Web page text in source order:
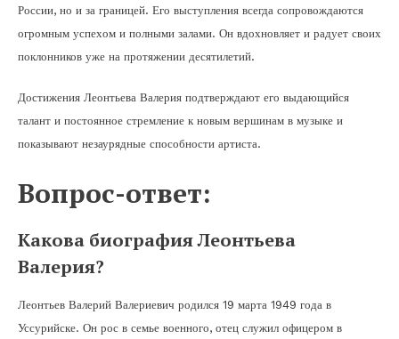
России, но и за границей. Его выступления всегда сопровождаются
огромным успехом и полными залами. Он вдохновляет и радует своих
поклонников уже на протяжении десятилетий.
Достижения Леонтьева Валерия подтверждают его выдающийся
талант и постоянное стремление к новым вершинам в музыке и
показывают незаурядные способности артиста.
Вопрос-ответ:
Какова биография Леонтьева
Валерия?
Леонтьев Валерий Валериевич родился 19 марта 1949 года в
Уссурийске. Он рос в семье военного, отец служил офицером в